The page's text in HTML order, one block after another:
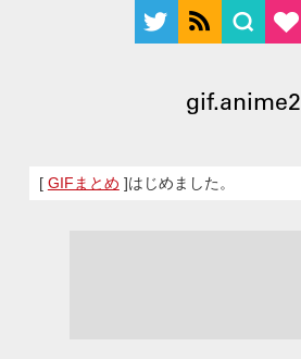
gif.anime2
[ GIFまとめ ]はじめました。